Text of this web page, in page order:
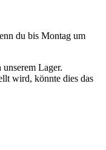
du bis Montag um
Lager.
wird, könnte dies das